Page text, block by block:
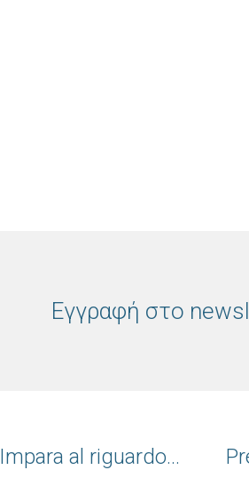
Εγγραφή στο
Impara al riguardo...